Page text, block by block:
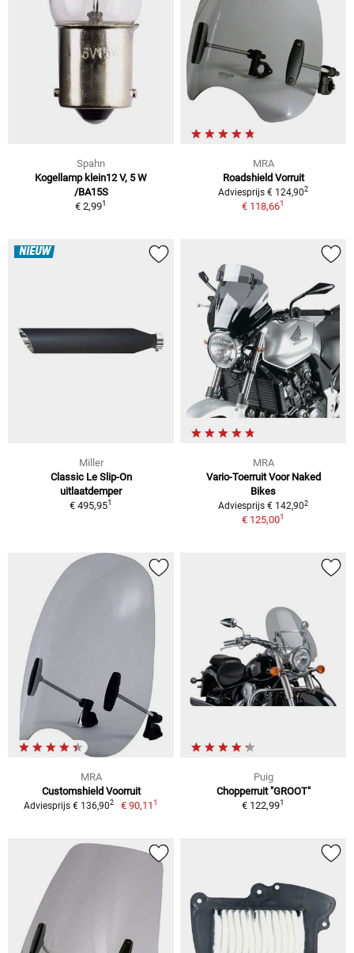
Spahn
Kogellamp klein12 V, 5 W
/BA15S
€ 2,991
MRA
Roadshield Vorruit
Adviesprijs € 124,902
€ 118,661
NIEUW
Miller
Classic Le Slip-On
uitlaatdemper
€ 495,951
MRA
Vario-Toerruit Voor Naked
Bikes
Adviesprijs € 142,902
€ 125,001
MRA
Customshield Voorruit
Adviesprijs € 136,902 € 90,111
Puig
Chopperruit "GROOT"
€ 122,991